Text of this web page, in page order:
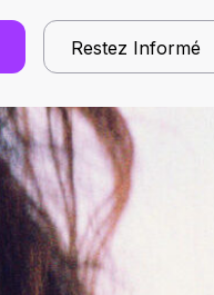
Restez Informé